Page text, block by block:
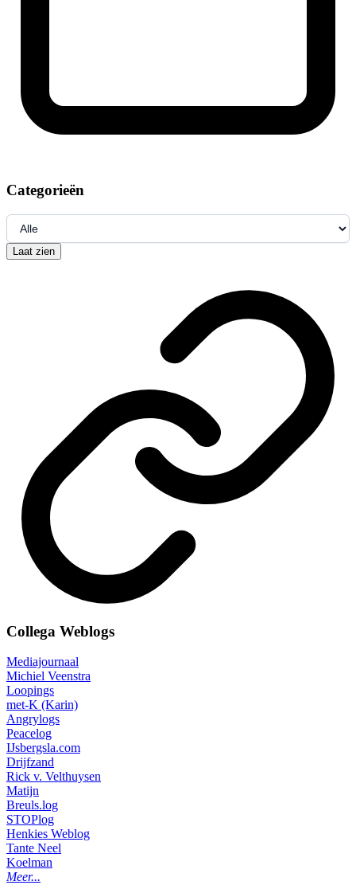
Categorieën
Laat zien
Collega Weblogs
Mediajournaal
Michiel Veenstra
Loopings
met-K (Karin)
Angrylogs
Peacelog
IJsbergsla.com
Drijfzand
Rick v. Velthuysen
Matijn
Breuls.log
STOPlog
Henkies Weblog
Tante Neel
Koelman
Meer...